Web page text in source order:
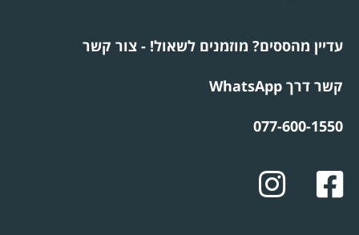
עדיין מהססים? מוזמנים לשאול! - צור קשר
קשר דרך WhatsApp
077-600-1550